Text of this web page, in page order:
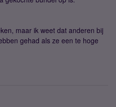
maar ik weet dat anderen bij
gehad als ze een te hoge